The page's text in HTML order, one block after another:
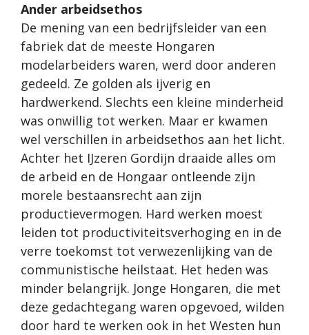
Ander arbeidsethos
De mening van een bedrijfsleider van een
fabriek dat de meeste Hongaren
modelarbeiders waren, werd door anderen
gedeeld. Ze golden als ijverig en
hardwerkend. Slechts een kleine minderheid
was onwillig tot werken. Maar er kwamen
wel verschillen in arbeidsethos aan het licht.
Achter het IJzeren Gordijn draaide alles om
de arbeid en de Hongaar ontleende zijn
morele bestaansrecht aan zijn
productievermogen. Hard werken moest
leiden tot productiviteitsverhoging en in de
verre toekomst tot verwezenlijking van de
communistische heilstaat. Het heden was
minder belangrijk. Jonge Hongaren, die met
deze gedachtegang waren opgevoed, wilden
door hard te werken ook in het Westen hun